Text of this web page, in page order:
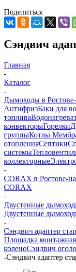
Поделиться
Сэндвич
Главная
-
Каталог
-
Дымоходы в
АнтифризБаки для
топлива
конвекторыГорелки
группыКотлы
отопленияСептики
системы
коллекторные
-
CORAX в Ростове-
CORAX
-
Двустенные
Двустенные
-
Сэндвич адаптер
Площадка монтажная
коленоСэндвич
-Сэндвич адаптер